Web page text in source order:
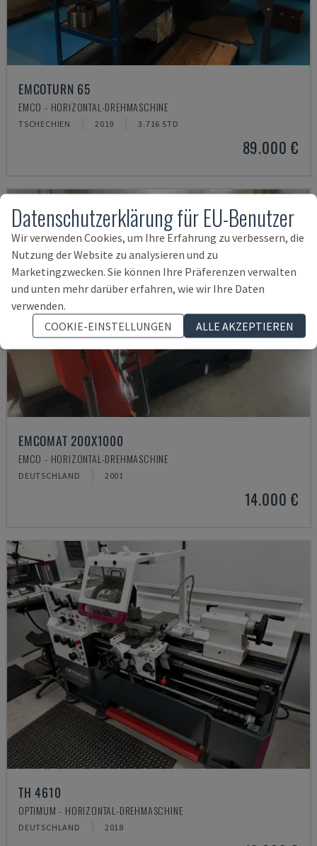
EMCOTURN 65
EMCO - HORIZONTAL-DREHMASCHINE
TSCHECHIEN 2019 3.716 STD
89.000 €
EMCOMAT 200X1000
EMCO - HORIZONTAL-DREHMASCHINE
DEUTSCHLAND 2001
14.000 €
TH 4610
OPTIMUM - HORIZONTAL-DREHMASCHINE
DEUTSCHLAND 2018
Datenschutzerklärung für EU-Benutzer
Wir verwenden Cookies, um Ihre Erfahrung zu verbessern, die
Nutzung der Website zu analysieren und zu
Marketingzwecken. Sie können Ihre Präferenzen verwalten
und unten mehr darüber erfahren, wie wir Ihre Daten
verwenden.
COOKIE-EINSTELLUNGEN
ALLE AKZEPTIEREN